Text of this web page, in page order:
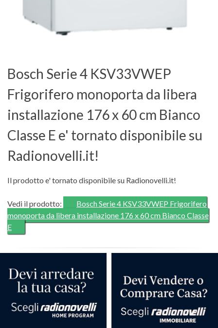
Bosch Serie 4 KSV33VWEP
Frigorifero monoporta da libera
installazione 176 x 60 cm Bianco
Classe E e' tornato disponibile su
Radionovelli.it!
Il prodotto e' tornato disponibile su Radionovelli.it!
Vedi il prodotto:
Bosch Serie 4 KSV33VWEP Frigorifero
monoporta da libera installazione 176 x 60 cm Bianco Classe
E